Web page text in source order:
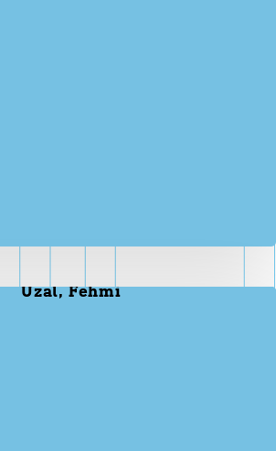
Uzal, Fehmi